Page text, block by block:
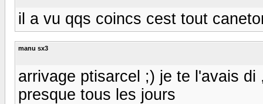
il a vu qqs coincs cest tout
manu sx3
arrivage ptisarcel ;) je te l'avais
presque tous les jours